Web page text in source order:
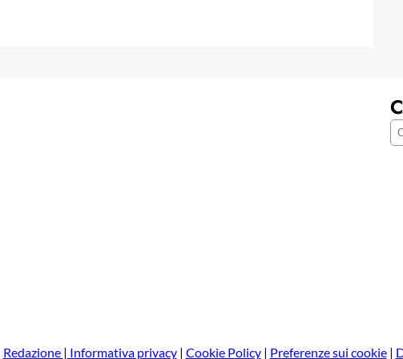
C
Redazione | Informativa privacy| Cookie Policy| Preferenze sui cookie|